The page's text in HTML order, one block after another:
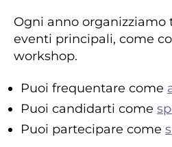
Ogni anno organizziamo
eventi principali, come
workshop.
Puoi frequentare come
Puoi candidarti come
Puoi partecipare come